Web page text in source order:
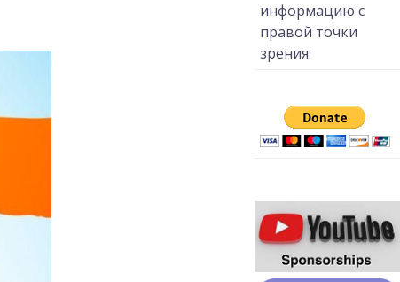
информацию с
правой точки
зрения: